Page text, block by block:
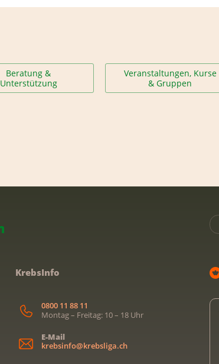
Beratung &
Unterstützung
Veranstaltungen, Kurse
& Gruppen
KrebsInfo
0800 11 88 11
Montag – Freitag: 10 – 18 Uhr
E-Mail
krebsinfo@krebsliga.ch